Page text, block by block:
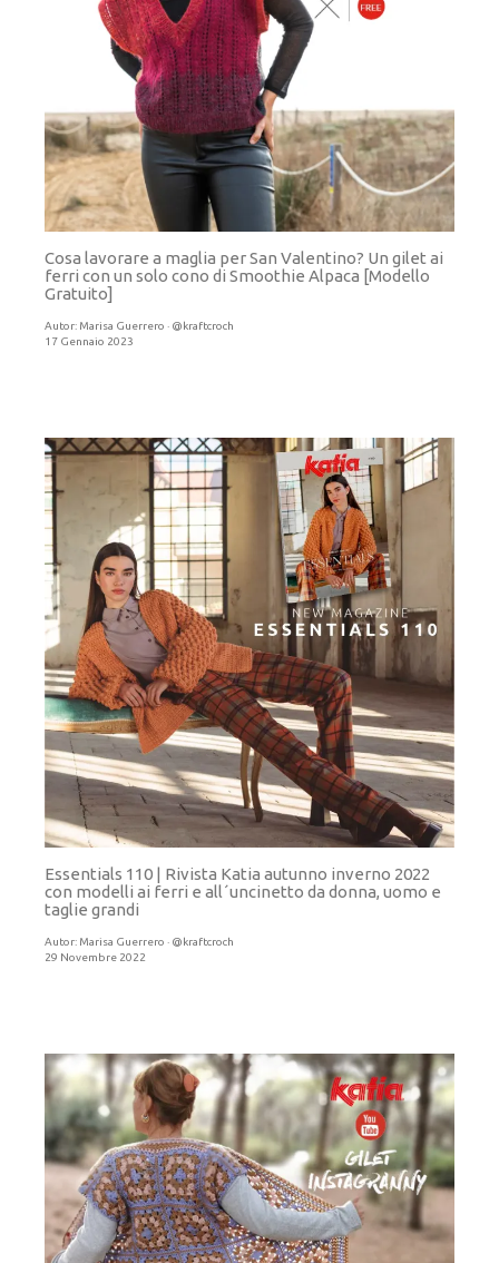
Cosa lavorare a maglia per San Valentino? Un gilet ai
ferri con un solo cono di Smoothie Alpaca [Modello
Gratuito]
Autor: Marisa Guerrero · @kraftcroch
17 Gennaio 2023
Essentials 110 | Rivista Katia autunno inverno 2022
con modelli ai ferri e all´uncinetto da donna, uomo e
taglie grandi
Autor: Marisa Guerrero · @kraftcroch
29 Novembre 2022